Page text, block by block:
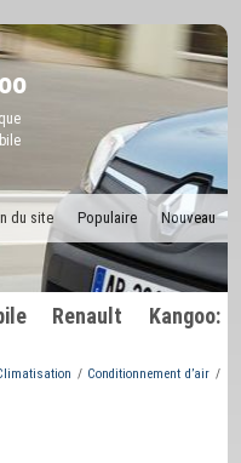
Nouveau
Populaire
du site
Renault Kangoo:
/ Conditionnement d’air /